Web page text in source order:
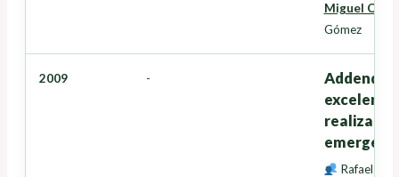
Miguel
Gómez
2009 -
Addenda
Rafael